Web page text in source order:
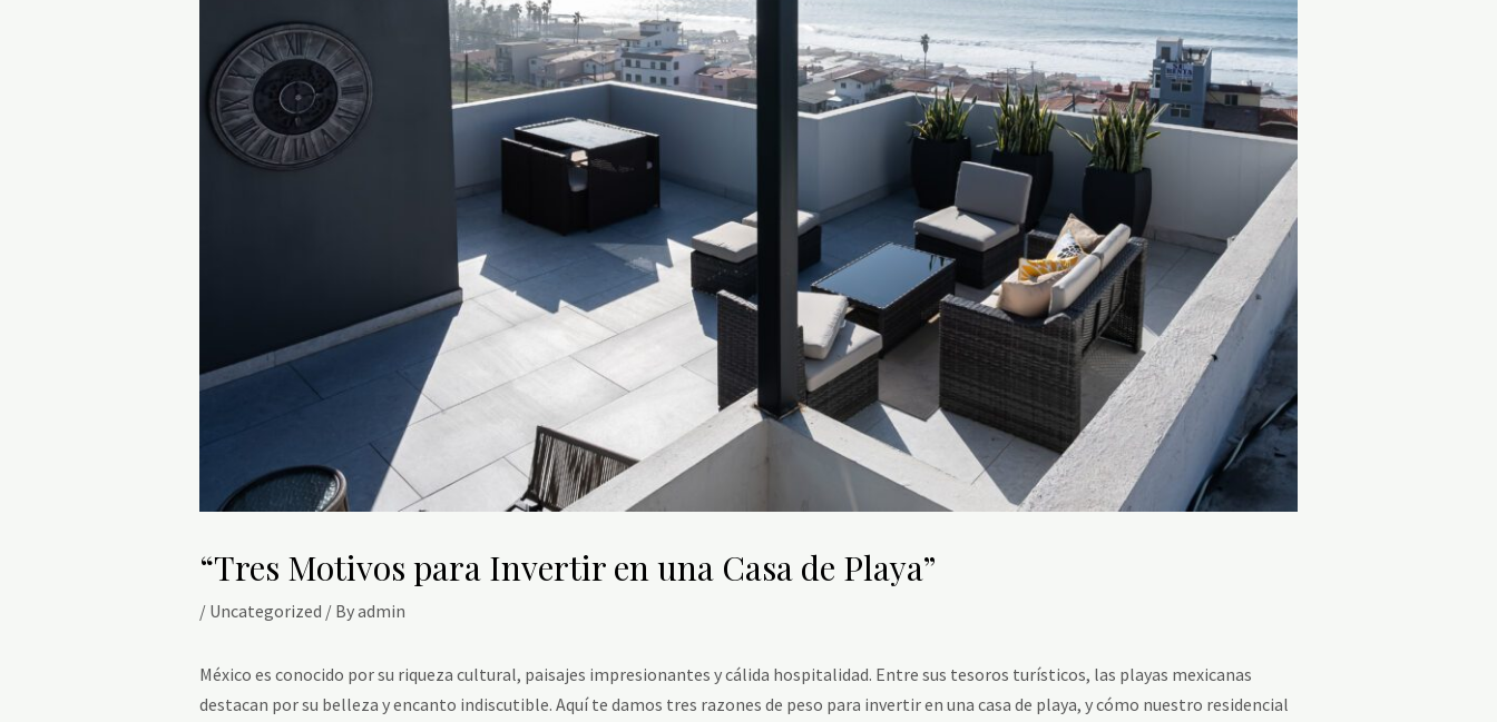
“Tres Motivos para Invertir en una Casa de Playa”
/ Uncategorized / Byadmin
México es conocido por su riqueza cultural, paisajes impresionantes y cálida hospitalidad. Entre sus tesoros turísticos, las playas mexicanas
destacan por su belleza y encanto indiscutible. Aquí te damos tres razones de peso para invertir en una casa de playa, y cómo nuestro residencial